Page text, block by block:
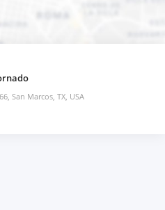
San Marcos, TX, USA